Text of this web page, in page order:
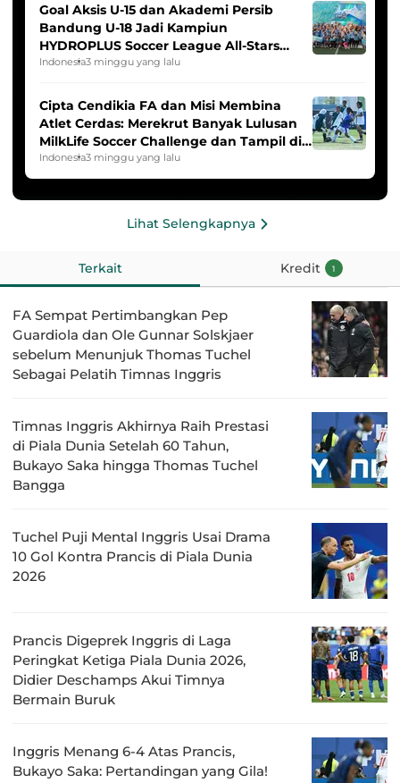
Goal Aksis U-15 dan Akademi Persib
Bandung U-18 Jadi Kampiun
HYDROPLUS Soccer League All-Stars
2025/2026
Indonesia3 minggu yang lalu
Cipta Cendikia FA dan Misi Membina
Atlet Cerdas: Merekrut Banyak Lulusan
MilkLife Soccer Challenge dan Tampil di
HYDROPLUS Soccer League
Indonesia3 minggu yang lalu
Lihat Selengkapnya
Terkait Kredit 1
FA Sempat Pertimbangkan Pep
Guardiola dan Ole Gunnar Solskjaer
sebelum Menunjuk Thomas Tuchel
Sebagai Pelatih Timnas Inggris
Timnas Inggris Akhirnya Raih Prestasi
di Piala Dunia Setelah 60 Tahun,
Bukayo Saka hingga Thomas Tuchel
Bangga
Tuchel Puji Mental Inggris Usai Drama
10 Gol Kontra Prancis di Piala Dunia
2026
Prancis Digeprek Inggris di Laga
Peringkat Ketiga Piala Dunia 2026,
Didier Deschamps Akui Timnya
Bermain Buruk
Inggris Menang 6-4 Atas Prancis,
Bukayo Saka: Pertandingan yang Gila!